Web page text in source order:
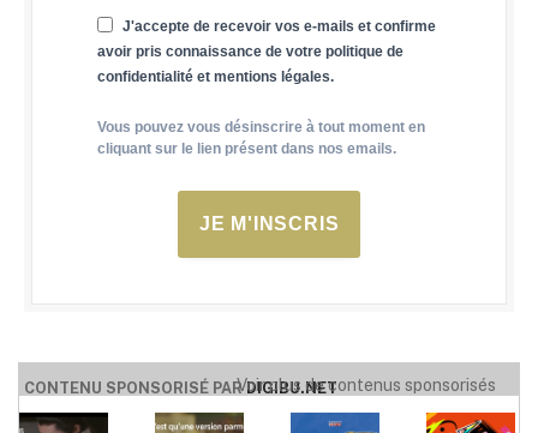
J'accepte de recevoir vos e-mails et confirme
avoir pris connaissance de votre politique de
confidentialité et mentions légales.
Vous pouvez vous désinscrire à tout moment en
cliquant sur le lien présent dans nos emails.
JE M'INSCRIS
CONTENU SPONSORISÉ PARDIGIBU.NET
Voir plus de contenus sponsorisés